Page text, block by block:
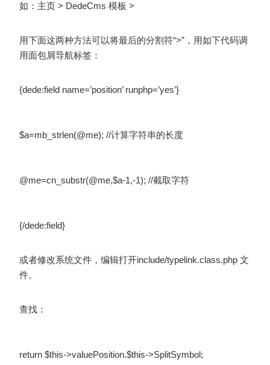
如：主页 > DedeCms 模板 >
用下面这两种方法可以将最后的分割符“>”，用如下代码调
用面包屑导航标签：
{dede:field name=’position’ runphp=’yes’}
$a=mb_strlen(@me); //计算字符串的长度
@me=cn_substr(@me,$a-1,-1); //截取字符
{/dede:field}
或者修改系统文件，编辑打开include/typelink.class.php 文
件。
查找：
return $this->valuePosition.$this->SplitSymbol;